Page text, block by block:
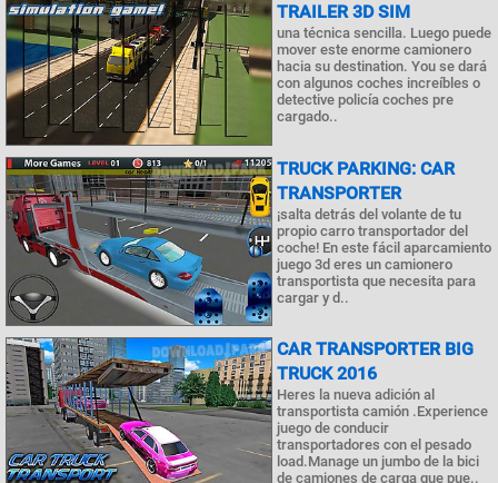
TRAILER 3D SIM
una técnica sencilla. Luego puede
mover este enorme camionero
hacia su destination. You se dará
con algunos coches increíbles o
detective policía coches pre
cargado..
TRUCK PARKING: CAR
TRANSPORTER
¡salta detrás del volante de tu
propio carro transportador del
coche! En este fácil aparcamiento
juego 3d eres un camionero
transportista que necesita para
cargar y d..
CAR TRANSPORTER BIG
TRUCK 2016
Heres la nueva adición al
transportista camión .Experience
juego de conducir
transportadores con el pesado
load.Manage un jumbo de la bici
de camiones de carga que pue..